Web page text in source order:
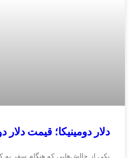
دلار دومینیکا؛ قیمت
یکی از چالش‌هایی که هنگام سفر به